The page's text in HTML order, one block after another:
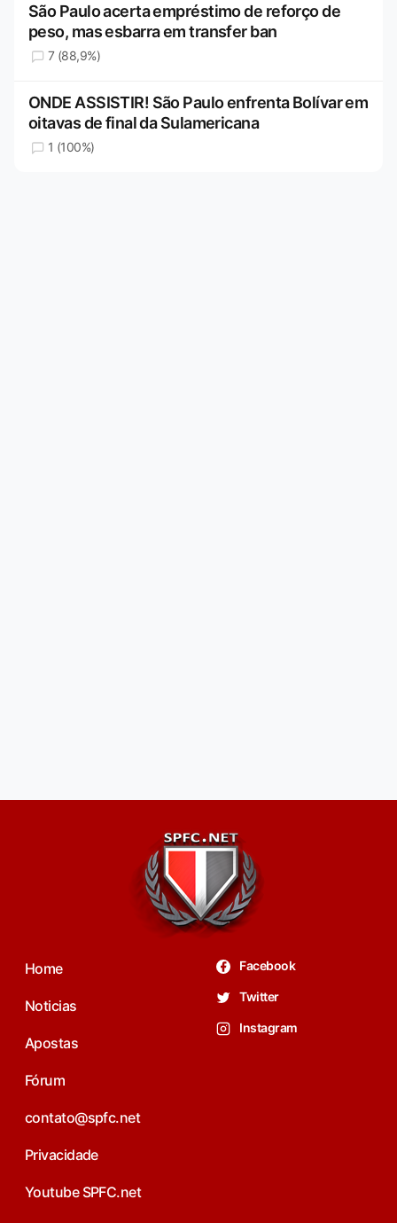
São Paulo acerta empréstimo de reforço de
peso, mas esbarra em transfer ban
7 (88,9%)
ONDE ASSISTIR! São Paulo enfrenta Bolívar em
oitavas de final da Sulamericana
1 (100%)
Home
Noticias
Apostas
Fórum
contato@spfc.net
Privacidade
Youtube SPFC.net
Facebook
Twitter
Instagram